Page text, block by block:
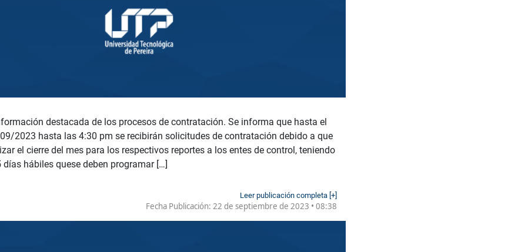
destacada de los procesos de contratación. Se informa que hasta el
2023 hasta las 4:30 pm se recibirán solicitudes de contratación debido a que
el cierre del mes para los respectivos reportes a los entes de control, teniendo
días hábiles quese deben programar […]
Leer publicación completa [+]
Fecha Publicación: 22 de septiembre de 2023 • 08:38